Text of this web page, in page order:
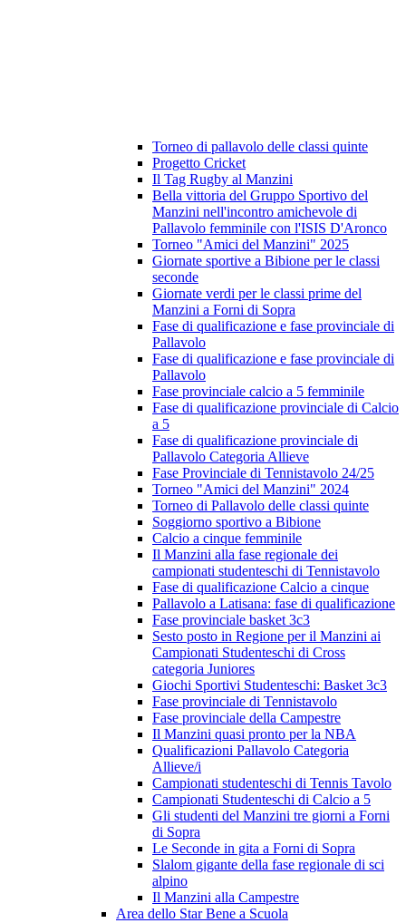
Torneo di pallavolo delle classi quinte
Progetto Cricket
Il Tag Rugby al Manzini
Bella vittoria del Gruppo Sportivo del
Manzini nell'incontro amichevole di
Pallavolo femminile con l'ISIS D'Aronco
Torneo "Amici del Manzini" 2025
Giornate sportive a Bibione per le classi
seconde
Giornate verdi per le classi prime del
Manzini a Forni di Sopra
Fase di qualificazione e fase provinciale di
Pallavolo
Fase di qualificazione e fase provinciale di
Pallavolo
Fase provinciale calcio a 5 femminile
Fase di qualificazione provinciale di Calcio
a 5
Fase di qualificazione provinciale di
Pallavolo Categoria Allieve
Fase Provinciale di Tennistavolo 24/25
Torneo "Amici del Manzini" 2024
Torneo di Pallavolo delle classi quinte
Soggiorno sportivo a Bibione
Calcio a cinque femminile
Il Manzini alla fase regionale dei
campionati studenteschi di Tennistavolo
Fase di qualificazione Calcio a cinque
Pallavolo a Latisana: fase di qualificazione
Fase provinciale basket 3c3
Sesto posto in Regione per il Manzini ai
Campionati Studenteschi di Cross
categoria Juniores
Giochi Sportivi Studenteschi: Basket 3c3
Fase provinciale di Tennistavolo
Fase provinciale della Campestre
Il Manzini quasi pronto per la NBA
Qualificazioni Pallavolo Categoria
Allieve/i
Campionati studenteschi di Tennis Tavolo
Campionati Studenteschi di Calcio a 5
Gli studenti del Manzini tre giorni a Forni
di Sopra
Le Seconde in gita a Forni di Sopra
Slalom gigante della fase regionale di sci
alpino
Il Manzini alla Campestre
Area dello Star Bene a Scuola